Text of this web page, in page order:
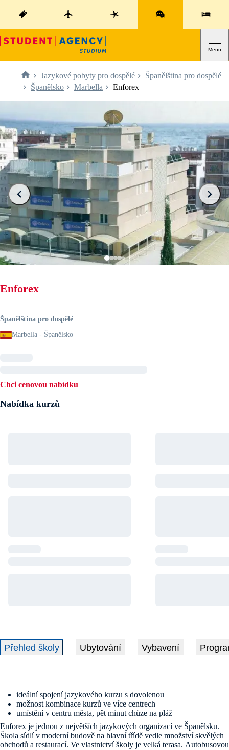
Menu
Jazykové pobyty pro dospělé
Španělština pro dospělé
Španělsko
Marbella Enforex
Enforex
Španělština pro dospělé
Marbella - Španělsko
Chci cenovou nabídku
Nabídka kurzů
Přehled školy Ubytování Vybavení
ideální spojení jazykového kurzu s dovolenou
možnost kombinace kurzů ve více centrech
umístění v centru města, pět minut chůze na pláž
Enforex je jednou z největších jazykových organizací ve Španělsku.
Škola sídlí v moderní budově na hlavní třídě vedle množství skvělých
obchodů a restaurací. Ve vlastnictví školy je velká terasa. Autobusovou